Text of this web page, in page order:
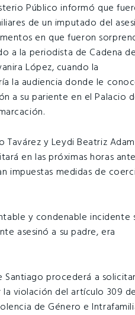
Público informó que
de un imputado del
en que fueron
a la periodista de Cadena de
López, cuando la
la audiencia donde le
a su pariente en el Palacio
Tavárez y Leydi Beatriz
en las próximas horas
impuestas medidas de
y condenable incidente
asesinó a su padre, era
Santiago procederá a
violación del artículo 309
de Género e